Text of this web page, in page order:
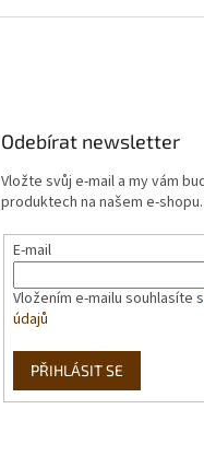
Odebírat newsletter
Vložte svůj e-mail a my vám
produktech na našem e-shopu.
E-mail
Vložením e-mailu souhlasíte
údajů
PŘIHLÁSIT SE